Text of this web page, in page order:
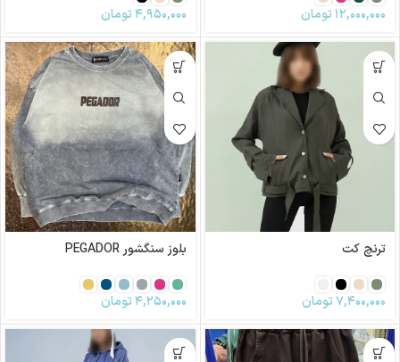
۱۲,۰۰۰,۰۰۰تومان ۴,۹۵۰,۰۰۰تومان
ترنچ کت
۷,۴۰۰,۰۰۰تومان
بلوز سنگشور PEGADOR
۴,۲۵۰,۰۰۰تومان